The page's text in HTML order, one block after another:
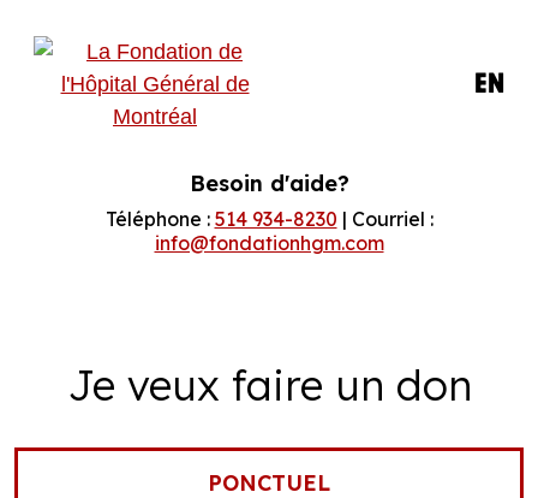
EN
Besoin d'aide?
Téléphone : 514 934-8230 | Courriel :
info@fondationhgm.com
Je veux faire un don
PONCTUEL